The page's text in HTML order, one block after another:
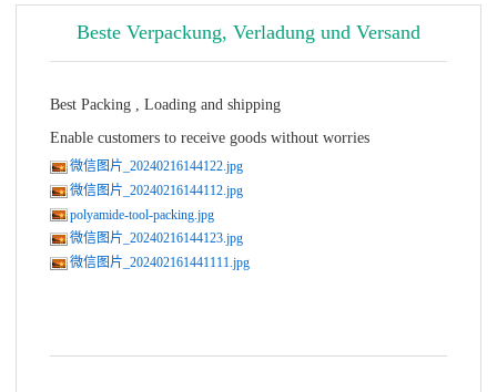
Beste Verpackung, Verladung und Versand
Best Packing , Loading and shipping
Enable customers to receive goods without worries
微信图片_20240216144122.jpg
微信图片_20240216144112.jpg
polyamide-tool-packing.jpg
微信图片_20240216144123.jpg
微信图片_202402161441111.jpg